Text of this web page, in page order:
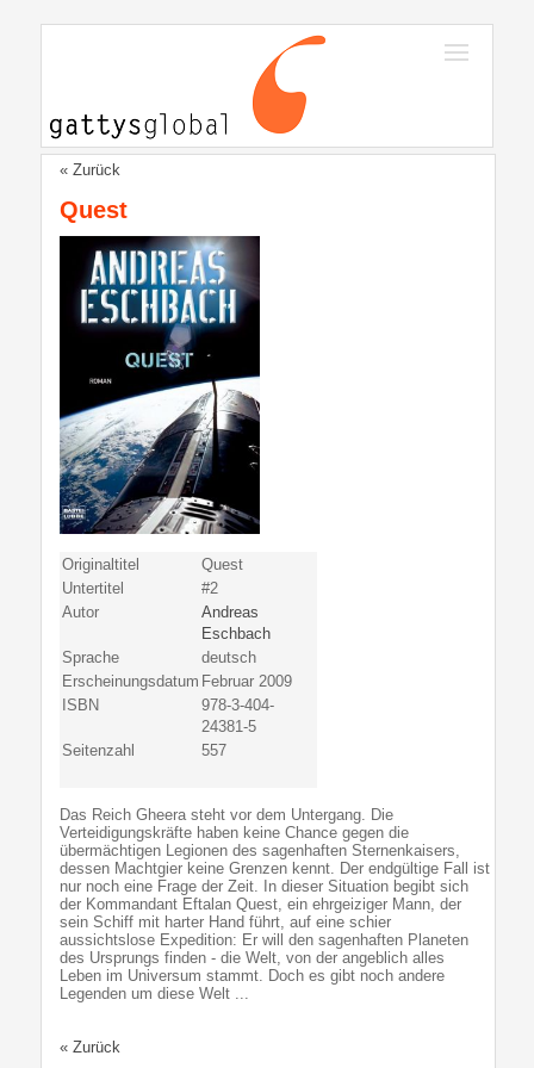
« Zurück
Quest
Originaltitel
Quest
Untertitel
#2
Autor
Andreas
Eschbach
Sprache
deutsch
Erscheinungsdatum Februar 2009
ISBN
978-3-404-
24381-5
Seitenzahl
557
Das Reich Gheera steht vor dem Untergang. Die
Verteidigungskräfte haben keine Chance gegen die
übermächtigen Legionen des sagenhaften Sternenkaisers,
dessen Machtgier keine Grenzen kennt. Der endgültige Fall ist
nur noch eine Frage der Zeit. In dieser Situation begibt sich
der Kommandant Eftalan Quest, ein ehrgeiziger Mann, der
sein Schiff mit harter Hand führt, auf eine schier
aussichtslose Expedition: Er will den sagenhaften Planeten
des Ursprungs finden - die Welt, von der angeblich alles
Leben im Universum stammt. Doch es gibt noch andere
Legenden um diese Welt ...
« Zurück